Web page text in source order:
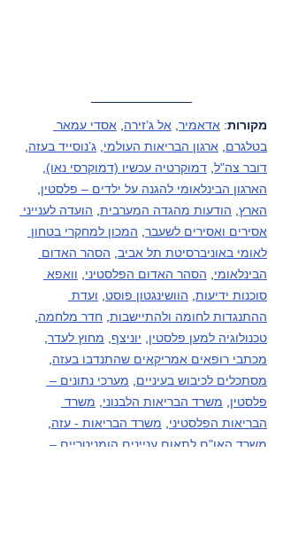
מקורות: אדאמיר, אל ג’זירה, אסדי עמאר
בטלגרם, ארגון הבריאות העולמי, ג’נוסייד בעזה,
דובר צה"ל, דמוקרטיה עכשיו (דמוקרסי נאו),
הארגון הבינלאומי להגנה על ילדים – פלסטין,
הארץ, הודעות מהגדה המערבית, הועדה לענייני
אסירים ואסירים לשעבר, המכון למחקרי בטחון
לאומי באוניברסיטת תל אביב, הסהר האדום
הבינלאומי, הסהר האדום הפלסטיני, וואפא
סוכנות ידיעות, הוושינגטון פוסט, ועדת
ההתנגדות לחומה ולהתיישבות, חדר מלחמה,
טכנולוגיה למען פלסטין, יוניצף, מחוץ לעדר,
מכתבי רופאים אמריקאים שהתנדבו בעזה,
מסתכלים לכיבוש בעיניים, מערכי נתונים –
פלסטין, משרד הבריאות הלבנוני, משרד
הבריאות הפלסטיני, משרד הבריאות - עזה,
משרד האו"ם לתאום עניינים הומניטריים –